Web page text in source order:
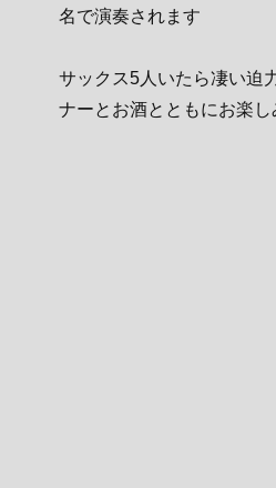
名で演奏されます
サックス5人いたら凄い迫
ナーとお酒とともにお楽